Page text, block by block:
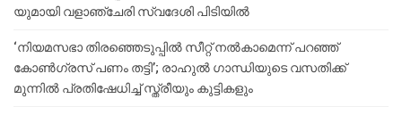
യുമായി വളാഞ്ചേരി സ്വദേശി പിടിയിൽ
‘നിയമസഭാ തിരഞ്ഞെടുപ്പിൽ സീറ്റ് നൽകാമെന്ന് പറഞ്ഞ്
കോൺഗ്രസ് പണം തട്ടി’; രാഹുൽ ഗാന്ധിയുടെ വസതിക്ക്
മുന്നിൽ പ്രതിഷേധിച്ച് സ്ത്രീയും കുട്ടികളും